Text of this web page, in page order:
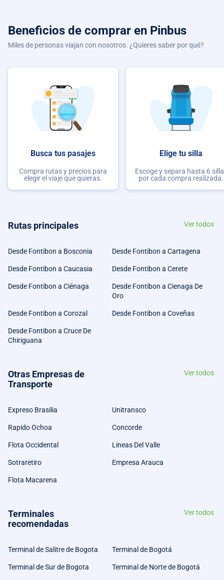
Beneficios de comprar en Pinbus
Miles de personas viajan con nosotros. ¿Quieres saber por qué?
Busca tus pasajes
Compra rutas y precios para
elegir el viaje que quieras.
Elige tu silla
Escoge y separa hasta 6
por cada compra realizada.
Rutas principales Ver todos
Desde Fontibon a Bosconia Desde Fontibon a Cartagena
Desde Fontibon a Caucasia Desde Fontibon a Cerete
Desde Fontibon a Ciénaga
Desde Fontibon a Cienaga De
Oro
Desde Fontibon a Corozal Desde Fontibon a Coveñas
Desde Fontibon a Cruce De
Chiriguana
Otras Empresas de
Transporte
Ver todos
Expreso Brasilia Unitransco
Rapido Ochoa Concorde
Flota Occidental Lineas Del Valle
Sotraretiro Empresa Arauca
Flota Macarena
Terminales
recomendadas
Ver todos
Terminal de Salitre de Bogota Terminal de Bogotá
Terminal de Sur de Bogota Terminal de Norte de Bogotá